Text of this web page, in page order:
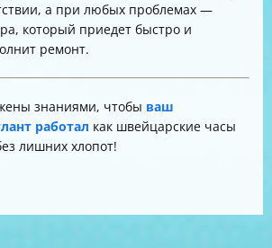
а при любых проблемах —
который приедет быстро и
ремонт.
знаниями, чтобы ваш
работал как швейцарские часы
лишних хлопот!